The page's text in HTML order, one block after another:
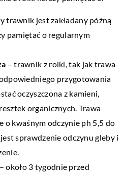
trawnik jest zakładany późną
pamiętać o regularnym
– trawnik z rolki, tak jak trawa
przygotowania
oczyszczona z kamieni,
organicznych. Trawa
o kwaśnym odczynie ph 5,5 do
sprawdzenie odczynu gleby i
– około 3 tygodnie przed